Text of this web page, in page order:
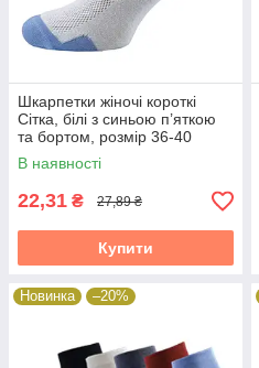
Шкарпетки жіночі короткі
Сітка, білі з синьою п’яткою
та бортом, розмір 36-40
(31602/42104)
В наявності
22,31 ₴ 27,89 ₴
Купити
Новинка –20%